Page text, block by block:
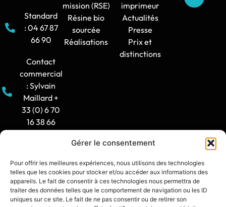
Gérer le consentement
Pour offrir les meilleures expériences, nous utilisons des technologies
telles que les cookies pour stocker et/ou accéder aux informations des
appareils. Le fait de consentir à ces technologies nous permettra de
traiter des données telles que le comportement de navigation ou les ID
uniques sur ce site. Le fait de ne pas consentir ou de retirer son
Standard
: 04 67 87
66 90
Contact
commercial
: Sylvain
Maillard +
33 (0) 6 70
16 38 66
: 8h30-12h
/ 14h -
17h30
mission (RSE)
Résine bio
sourcée
Réalisations
imprimeur
Actualités
Presse
Prix et
distinctions